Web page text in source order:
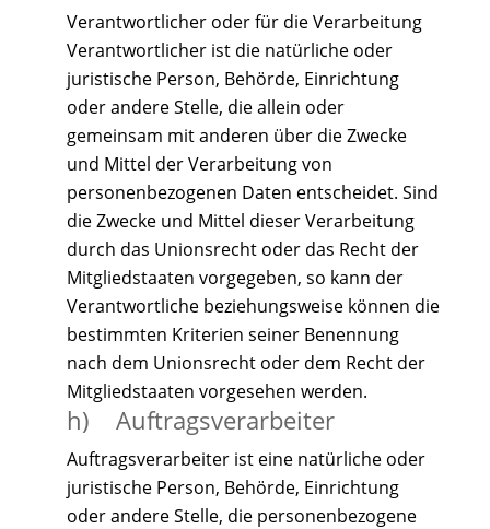
Verantwortlicher oder für die Verarbeitung
Verantwortlicher ist die natürliche oder
juristische Person, Behörde, Einrichtung
oder andere Stelle, die allein oder
gemeinsam mit anderen über die Zwecke
und Mittel der Verarbeitung von
personenbezogenen Daten entscheidet. Sind
die Zwecke und Mittel dieser Verarbeitung
durch das Unionsrecht oder das Recht der
Mitgliedstaaten vorgegeben, so kann der
Verantwortliche beziehungsweise können die
bestimmten Kriterien seiner Benennung
nach dem Unionsrecht oder dem Recht der
Mitgliedstaaten vorgesehen werden.
h) Auftragsverarbeiter
Auftragsverarbeiter ist eine natürliche oder
juristische Person, Behörde, Einrichtung
oder andere Stelle, die personenbezogene